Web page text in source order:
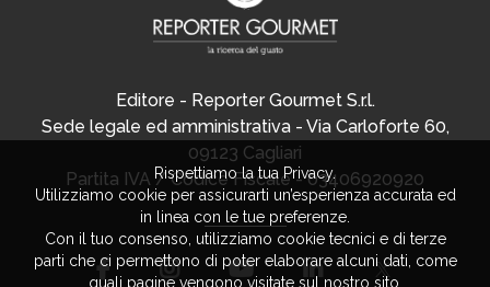
Editore - Reporter Gourmet S.r.l.
Sede legale ed amministrativa - Via Carloforte 60,
09123 Cagliari
Partita IVA / Codice Fiscale - 03406920920
Rispettiamo la tua Privacy.
Utilizziamo cookie per assicurarti un’esperienza accurata ed
in linea con le tue preferenze.
Con il tuo consenso, utilizziamo cookie tecnici e di terze
parti che ci permettono di poter elaborare alcuni dati, come
quali pagine vengono visitate sul nostro sito.